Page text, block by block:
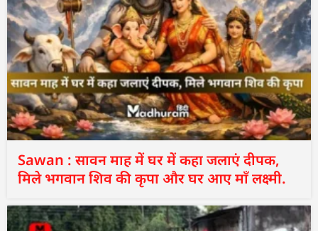
Sawan : सावन माह में घर में कहा जलाएं दीपक,
मिले भगवान शिव की कृपा और घर आए माँ लक्ष्मी.